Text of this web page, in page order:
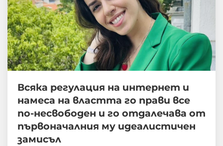
Всяка регулация на интернет и
намеса на властта го прави все
по-несвободен и го отдалечава от
първоначалния му идеалистичен
замисъл